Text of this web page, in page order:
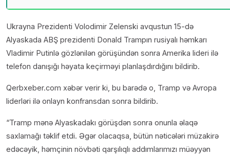
Ukrayna Prezidenti Volodimir Zelenski avqustun 15-də
Alyaskada ABŞ prezidenti Donald Trampın rusiyalı həmkarı
Vladimir Putinlə gözlənilən görüşündən sonra Amerika lideri ilə
telefon danışığı həyata keçirməyi planlaşdırdığını bildirib.
Qerbxeber.com xəbər verir ki, bu barədə o, Tramp və Avropa
liderləri ilə onlayn konfransdan sonra bildirib.
“Tramp mənə Alyaskadakı görüşdən sonra onunla əlaqə
saxlamağı təklif etdi. Əgər olacaqsa, bütün nəticələri müzakirə
edəcəyik, həmçinin növbəti qarşılıqlı addımlarımızı müəyyən